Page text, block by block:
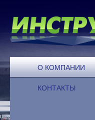
О КОМПАНИИ
КОНТАКТЫ